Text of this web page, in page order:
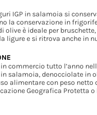
IGP in salamoia si
la conservazione in
olive è ideale per
ligure e si ritrova anche in
commercio tutto l’anno
salamoia, denocciolate in
alimentare con peso netto
Geografica Protetta